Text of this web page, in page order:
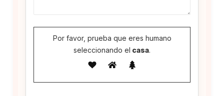
Por favor, prueba que eres humano
seleccionando el casa.